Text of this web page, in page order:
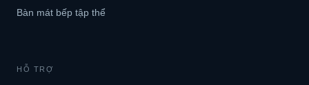
Bàn mát bếp tập thể
HỖ TRỢ